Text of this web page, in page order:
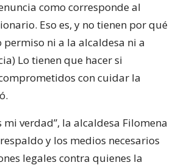
como corresponde al
Eso es, y no tienen por qué
ni a la alcaldesa ni a
Lo tienen que hacer si
con cuidar la
mi verdad”, la alcaldesa Filomena
y los medios necesarios
legales contra quienes la